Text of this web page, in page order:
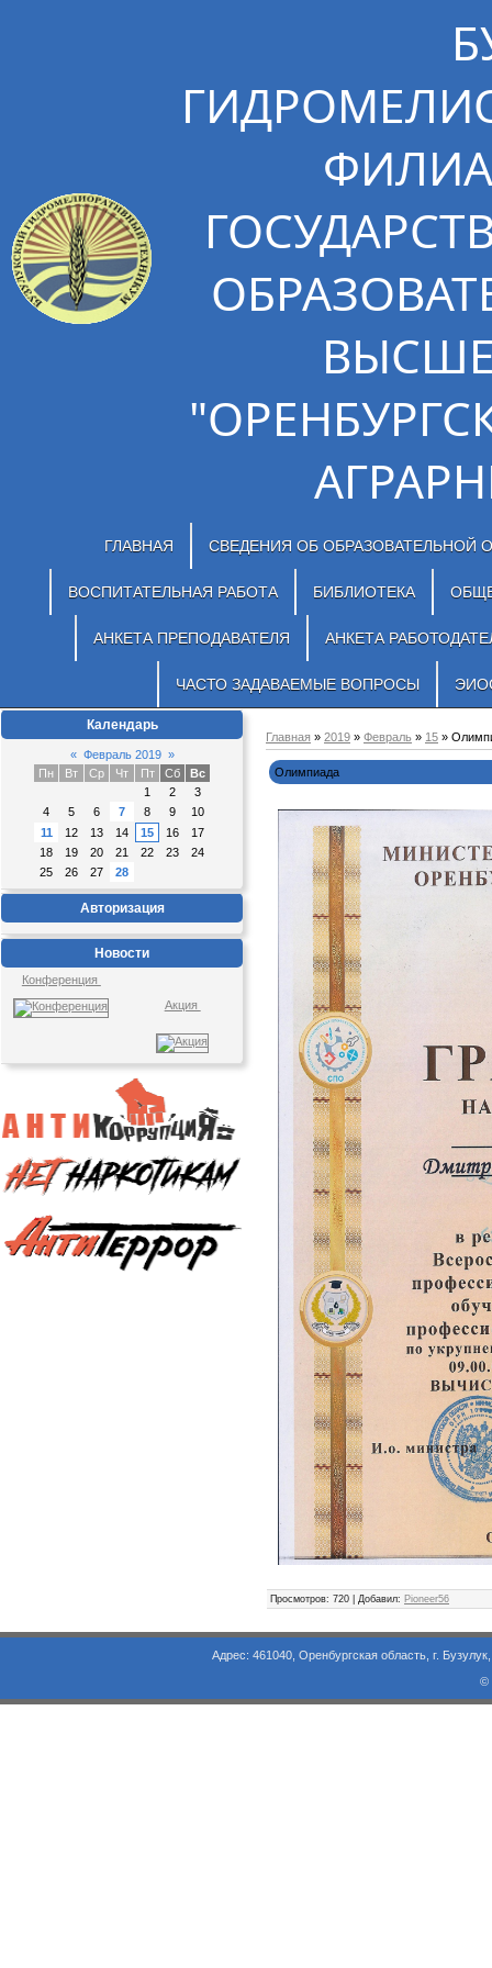
ГЛАВНАЯ СВЕДЕНИЯ ОБ ОБРАЗОВАТЕЛЬНОЙ
ВОСПИТАТЕЛЬНАЯ РАБОТА БИБЛИОТЕКА
АНКЕТА ПРЕПОДАВАТЕЛЯ АНКЕТА
ЧАСТО ЗАДАВАЕМЫЕ ВОПРОСЫ
Календарь
« Февраль 2019 »
Пн
Вт Ср Чт Пт Сб
Вс
1
2
3
4
5 6 7 8 9
10
11
12 13 14 15 16
17
18
19 20 21 22 23
24
25
26 27 28
Авторизация
Новости
Конференция
Акция
Главная » 2019 » Февраль » 15 »
Олимпиада
Просмотров: 720 | Добавил: Pioneer56
Адрес: 461040, Оренбургская область, г. Бузулук, ул.
©